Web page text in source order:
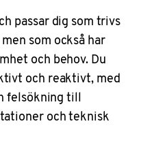
passar dig som trivs
som också har
och behov. Du
och reaktivt, med
felsökning till
och teknisk